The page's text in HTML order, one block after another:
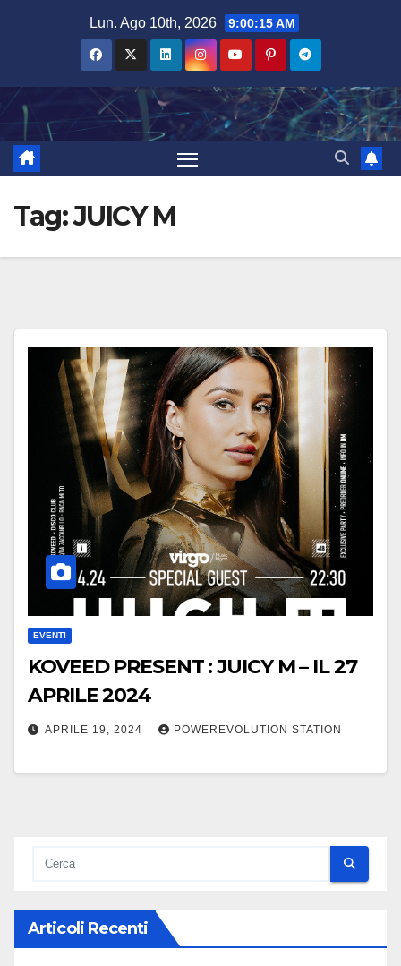
Lun. Ago 10th, 2026 9:00:16 AM
Tag:JUICY M
EVENTI
KOVEED PRESENT : JUICY M – IL 27
APRILE 2024
APRILE 19, 2024 POWEREVOLUTION STATION
Articoli Recenti